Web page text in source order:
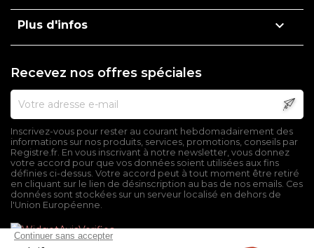
Plus d'infos 
Recevez nos offres spéciales
Inscrivez-vous pour rester au courant hebdomadairement des
informations sur nos produits, services, promotions, conseils par
Registre.fr. En vous inscrivant à notre newsletter, vous donnez
votre accord pour que vos données soient utilisées aux fins
définies ci-dessus. Votre accord peut à tout moment être retiré
en cliquant sur le lien de désinscription au bas de nos emails. Ces
données sont stockées sur un serveur localisé en dehors de
l'Union Européenne.